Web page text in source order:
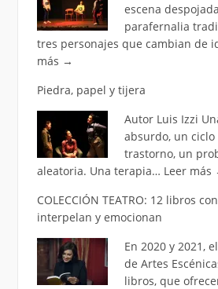
escena
parafernalia
tres personajes que cambian de
más →
Piedra, papel y tijera
Autor Luis Izzi
absurdo, un
trastorno, un
aleatoria. Una terapia… Leer más
COLECCIÓN TEATRO: 12 libros
interpelan y emocionan
En 2020 y 2021,
de Artes
libros, que